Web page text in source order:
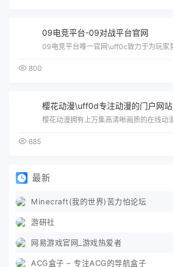
09电竞平台-09对战平台官网
800
樱花动漫\uff0d专注动漫的门户网站
885
最新
Minecraft(我的世界)苦力怕论坛
游研社
网易游戏官网_游戏热爱者
ACG盒子 – 专注ACG的导航盒子